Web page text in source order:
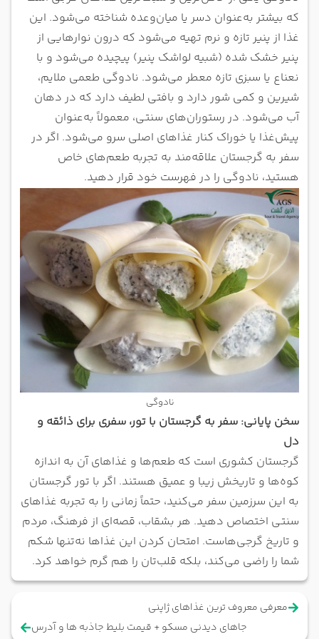
که بیشتر به‌عنوان دسر یا میان‌وعده شناخته می‌شود. این
غذا از پنیر تازه و نرم تهیه می‌شود که درون نوارهایی از
پنیر خشک شده (شبیه لواشک پنیر) پیچیده می‌شود و با
نعناع یا سبزی تازه معطر می‌شود. نادوگی طعمی ملایم،
شیرین و کمی شور دارد و بافتی لطیف دارد که در دهان
آب می‌شود. در رستوران‌های سنتی، معمولاً به‌عنوان
پیش‌غذا یا خوراک کنار غذاهای اصلی سرو می‌شود. اگر در
سفر به گرجستان علاقه‌مند به تجربه طعم‌های خاص
هستید، نادوگی را در فهرست خود قرار دهید.
نادوگی
سخن پایانی: سفر به گرجستان با تور، سفری برای ذائقه و
دل
گرجستان کشوری است که طعم‌ها و غذاهای آن به اندازه
کوه‌ها و تاریخش زیبا و عمیق هستند. اگر با تور گرجستان
به این سرزمین سفر می‌کنید، حتماً زمانی را به تجربه غذاهای
سنتی اختصاص دهید. هر بشقاب، قصه‌ای از فرهنگ، مردم
و تاریخ گرجی‌هاست. امتحان کردن این غذاها نه‌تنها شکم
شما را راضی می‌کند، بلکه قلب‌تان را هم گرم خواهد کرد.
معرفی معروف ترین غذاهای ژاپنی
جاهای دیدنی مسکو + قیمت بلیط جاذبه ها و آدرس